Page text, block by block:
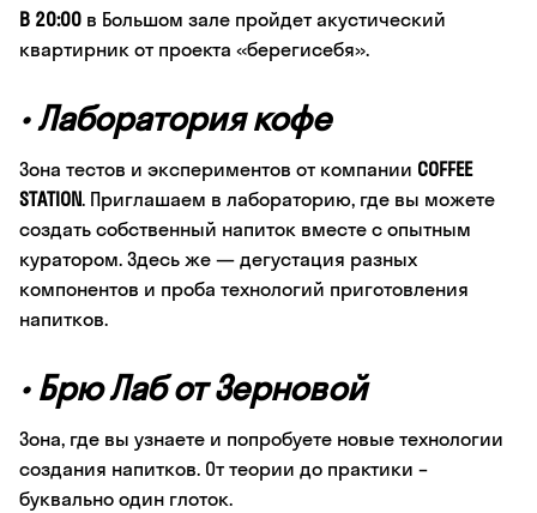
В 20:00 в Большом зале пройдет акустический
квартирник от проекта «берегисебя».
•Лаборатория кофе
Зона тестов и экспериментов от компании COFFEE
STATION. Приглашаем в лабораторию, где вы можете
создать собственный напиток вместе с опытным
куратором. Здесь же — дегустация разных
компонентов и проба технологий приготовления
напитков.
• Брю Лаб от Зерновой
Зона, где вы узнаете и попробуете новые технологии
создания напитков. От теории до практики –
буквально один глоток.